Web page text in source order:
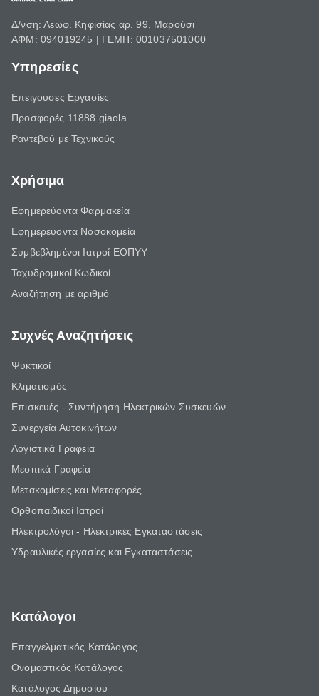
Δ/νση: Λεωφ. Κηφισίας αρ. 99, Μαρούσι
ΑΦΜ: 094019245 | ΓΕΜΗ: 001037501000
Υπηρεσίες
Επείγουσες Εργασίες
Προσφορές 11888 giaola
Ραντεβού με Τεχνικούς
Χρήσιμα
Εφημερεύοντα Φαρμακεία
Εφημερεύοντα Νοσοκομεία
Συμβεβλημένοι Ιατροί ΕΟΠΥΥ
Ταχυδρομικοί Κωδικοί
Αναζήτηση με αριθμό
Συχνές Αναζητήσεις
Ψυκτικοί
Κλιματισμός
Επισκευές - Συντήρηση Ηλεκτρικών Συσκευών
Συνεργεία Αυτοκινήτων
Λογιστικά Γραφεία
Μεσιτικά Γραφεία
Μετακομίσεις και Μεταφορές
Ορθοπαιδικοί Ιατροί
Ηλεκτρολόγοι - Ηλεκτρικές Εγκαταστάσεις
Υδραυλικές εργασίες και Εγκαταστάσεις
Κατάλογοι
Επαγγελματικός Κατάλογος
Ονομαστικός Κατάλογος
Κατάλογος Δημοσίου